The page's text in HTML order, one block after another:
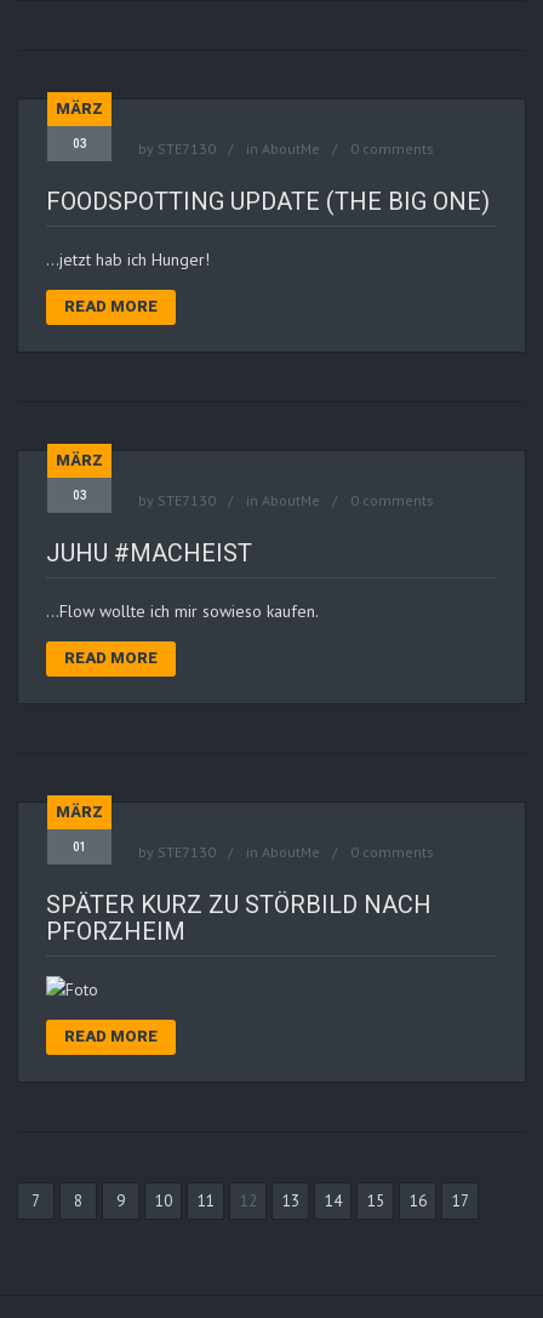
MÄRZ
03 by STE7130 in AboutMe 0 comments
FOODSPOTTING UPDATE (THE BIG ONE)
…jetzt hab ich Hunger!
READ MORE
MÄRZ
03 by STE7130 in AboutMe 0 comments
JUHU #MACHEIST
…Flow wollte ich mir sowieso kaufen.
READ MORE
MÄRZ
01 by STE7130 in AboutMe 0 comments
SPÄTER KURZ ZU STÖRBILD NACH
PFORZHEIM
READ MORE
7 8 9 10 11 12 13 14 15 16 17